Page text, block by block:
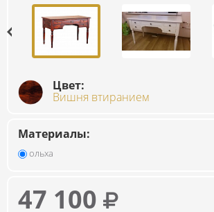
Цвет:
Вишня втиранием
Материалы:
ольха
47 100